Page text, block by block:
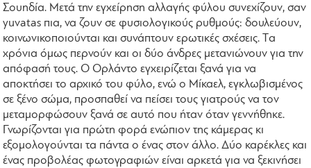
Σουηδία. Mετά την εγχείρηση αλλαγής φύλου συνεχίζουν, σαν
yuvatas πια, να ζουν σε φυσιολογικούς ρυθμούς: δουλεύουν,
κοινωνικοποιούνται και συνάπτουν ερωτικές σχέσεις. Tα
χρόνια όμως περνούν και οι δύο άνδρες μετανιώνουν για την
απόφασή τους. O Oρλάντο εγχειρίζεται ξανά για να
αποκτήσει το αρχικό του φύλο, ενώ ο Mίκαελ, εγκλωβισμένος
σε ξένο σώμα, προσπαθεί να πείσει τους γιατρούς να τον
μεταμορφώσουν ξανά σε αυτό που ήταν όταν γεννήθηκε.
Γνωρίζονται για πρώτη φορά ενώπιον της κάμερας κι
εξομολογούνται τα πάντα ο ένας στον άλλο. Δύο καρέκλες και
ένας προβολέας φωτογραφιών είναι αρκετά για να ξεκινήσει